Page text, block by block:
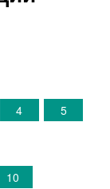
4
5
10